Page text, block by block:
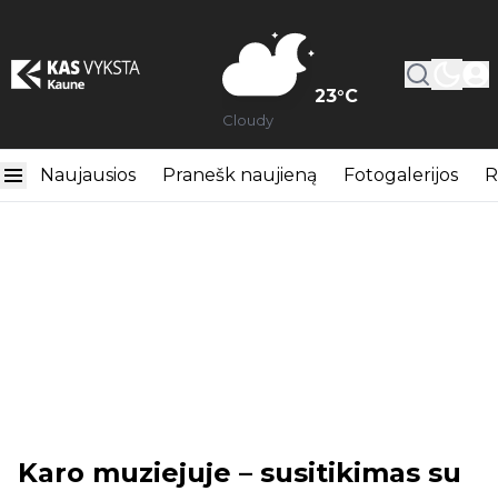
23°C
Cloudy
Naujausios Pranešk naujieną Fotogalerijos
Karo muziejuje – susitikimas su